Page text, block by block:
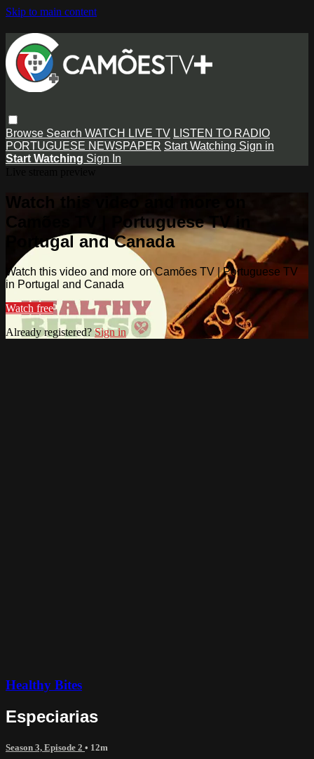
Skip to main content
Browse Search WATCH LIVE TV LISTEN TO RADIO
PORTUGUESE NEWSPAPER Start Watching Sign in
Start Watching Sign In
Watch this video and more on
Camões TV | Portuguese TV in
Portugal and Canada
Watch this video and more on Camões TV | Portuguese TV
in Portugal and Canada
Watch free
Already registered?Sign in
Healthy Bites
Especiarias
Season 3, Episode 2 • 12m